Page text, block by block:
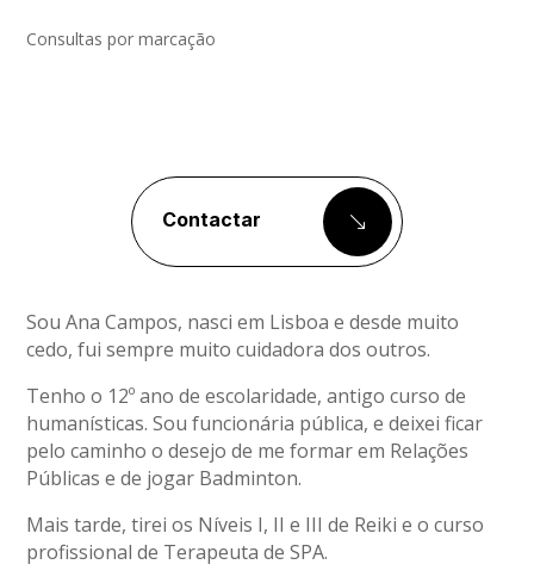
Consultas por marcação
Contactar
Sou Ana Campos, nasci em Lisboa e desde muito
cedo, fui sempre muito cuidadora dos outros.
Tenho o 12º ano de escolaridade, antigo curso de
humanísticas. Sou funcionária pública, e deixei ficar
pelo caminho o desejo de me formar em Relações
Públicas e de jogar Badminton.
Mais tarde, tirei os Níveis I, II e III de Reiki e o curso
profissional de Terapeuta de SPA.